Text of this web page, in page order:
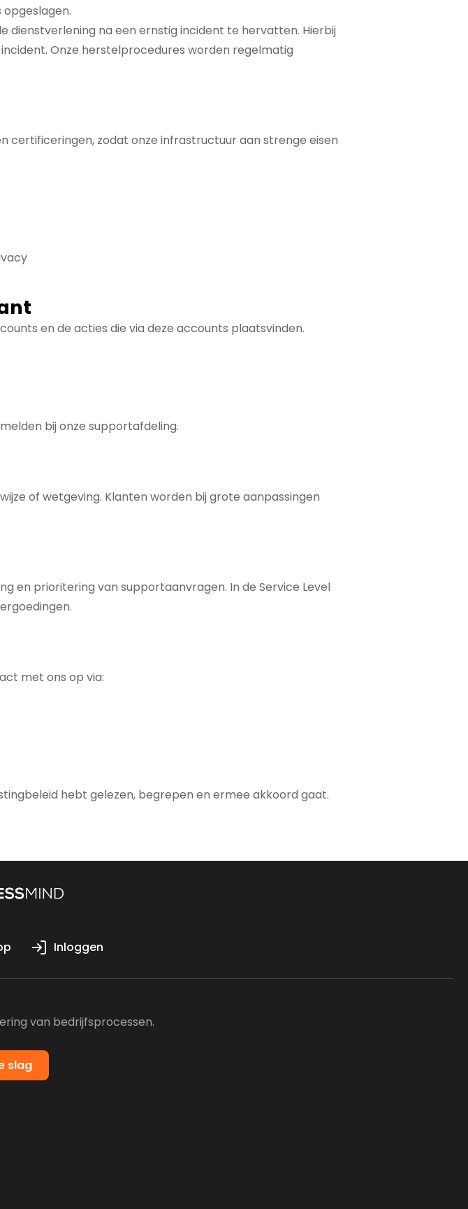
dienstverlening na een ernstig incident te hervatten. Hierbij
Onze herstelprocedures worden regelmatig
certificeringen, zodat onze infrastructuur aan strenge eisen
en de acties die via deze accounts plaatsvinden.
bij onze supportafdeling.
of wetgeving. Klanten worden bij grote aanpassingen
en prioritering van supportaanvragen. In de Service Level
met ons op via:
hebt gelezen, begrepen en ermee akkoord gaat.
Inloggen
van bedrijfsprocessen.
slag